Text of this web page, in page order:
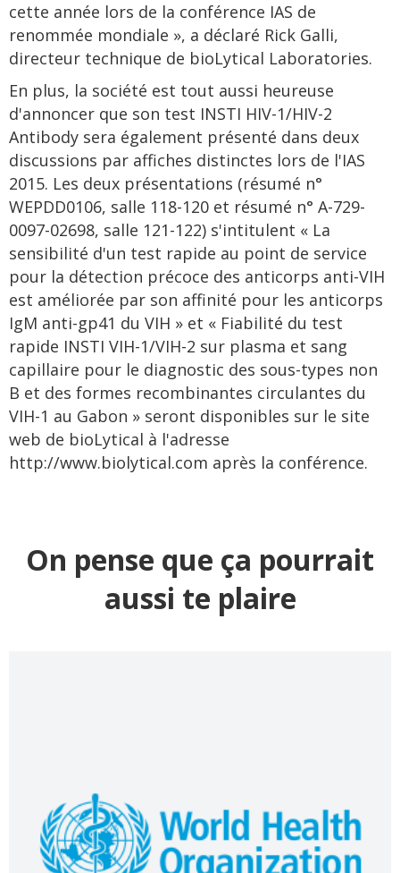
cette année lors de la conférence IAS de
renommée mondiale », a déclaré Rick Galli,
directeur technique de bioLytical Laboratories.
En plus, la société est tout aussi heureuse
d'annoncer que son test INSTI HIV-1/HIV-2
Antibody sera également présenté dans deux
discussions par affiches distinctes lors de l'IAS
2015. Les deux présentations (résumé n°
WEPDD0106, salle 118-120 et résumé n° A-729-
0097-02698, salle 121-122) s'intitulent « La
sensibilité d'un test rapide au point de service
pour la détection précoce des anticorps anti-VIH
est améliorée par son affinité pour les anticorps
IgM anti-gp41 du VIH » et « Fiabilité du test
rapide INSTI VIH-1/VIH-2 sur plasma et sang
capillaire pour le diagnostic des sous-types non
B et des formes recombinantes circulantes du
VIH-1 au Gabon » seront disponibles sur le site
web de bioLytical à l'adresse
http://www.biolytical.com après la conférence.
On pense que ça pourrait
aussi te plaire